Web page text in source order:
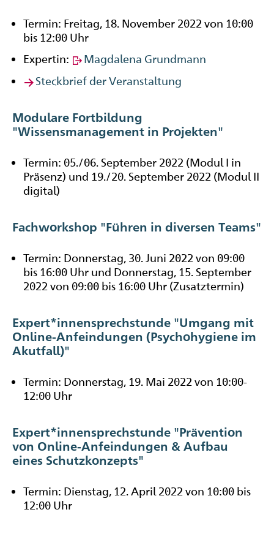
Termin: Freitag, 18. November 2022 von 10:00
bis 12:00 Uhr
Expertin:
Magdalena Grundmann
Steckbrief der Veranstaltung
Modulare Fortbildung
"Wissensmanagement in Projekten"
Termin: 05./06. September 2022 (Modul I in
Präsenz) und 19./20. September 2022 (Modul II
digital)
Fachworkshop "Führen in diversen Teams"
Termin: Donnerstag, 30. Juni 2022 von 09:00
bis 16:00 Uhr und Donnerstag, 15. September
2022 von 09:00 bis 16:00 Uhr (Zusatztermin)
Expert*innensprechstunde "Umgang mit
Online-Anfeindungen (Psychohygiene im
Akutfall)"
Termin: Donnerstag, 19. Mai 2022 von 10:00-
12:00 Uhr
Expert*innensprechstunde "Prävention
von Online-Anfeindungen & Aufbau
eines Schutzkonzepts"
Termin: Dienstag, 12. April 2022 von 10:00 bis
12:00 Uhr